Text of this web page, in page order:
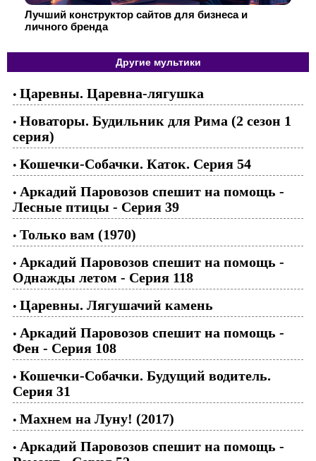
Лучший конструктор сайтов для бизнеса и
личного бренда
Другие мультики
• Царевны. Царевна-лягушка
• Новаторы. Будильник для Рима (2 сезон 1
серия)
• Кошечки-Собачки. Каток. Серия 54
• Аркадий Паровозов спешит на помощь -
Лесные птицы - Серия 39
• Только вам (1970)
• Аркадий Паровозов спешит на помощь -
Однажды летом - Серия 118
• Царевны. Лягушачий камень
• Аркадий Паровозов спешит на помощь -
Фен - Серия 108
• Кошечки-Собачки. Будущий водитель.
Серия 31
• Махнем на Луну! (2017)
• Аркадий Паровозов спешит на помощь -